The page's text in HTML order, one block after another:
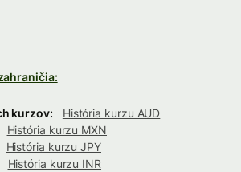
kurzov:
História kurzu AUD
História kurzu MXN
História kurzu JPY
História kurzu INR